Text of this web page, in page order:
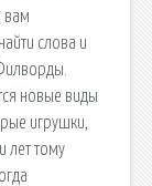
вам
слова и
новые виды
игрушки,
лет тому